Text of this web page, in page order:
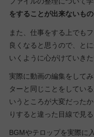
をすることが出来ないもの
また、仕事をする上でも
良くなると思うので、と
いくように心がけていきた
実際に動画の編集をして
ターと同じことをしてい
いうところが大変だった
りすると違った目線で見
BGMやテロップを実際に